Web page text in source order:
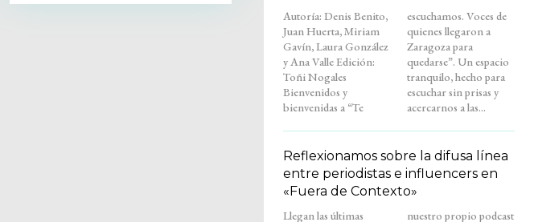
Autoría: Denis Benito,
Juan Huerta, Miriam
Gavín, Laura González
y Ana Valle Edición:
Toñi Nogales
Bienvenidos y
bienvenidas a “Te
escuchamos. Voces de
quienes llegaron a
Zaragoza para
quedarse”. Un espacio
tranquilo, hecho para
escuchar sin prisas y
acercarnos a las...
Reflexionamos sobre la difusa línea
entre periodistas e influencers en
«Fuera de Contexto»
Llegan las últimas
nuestro propio podcast